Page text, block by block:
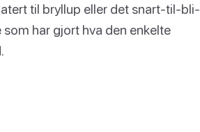
til bryllup eller det snart-til-bli-
har gjort hva den enkelte